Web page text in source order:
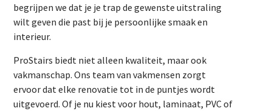
begrijpen we dat je je trap de gewenste uitstraling
wilt geven die past bij je persoonlijke smaak en
interieur.
ProStairs biedt niet alleen kwaliteit, maar ook
vakmanschap. Ons team van vakmensen zorgt
ervoor dat elke renovatie tot in de puntjes wordt
uitgevoerd. Of je nu kiest voor hout, laminaat, PVC of